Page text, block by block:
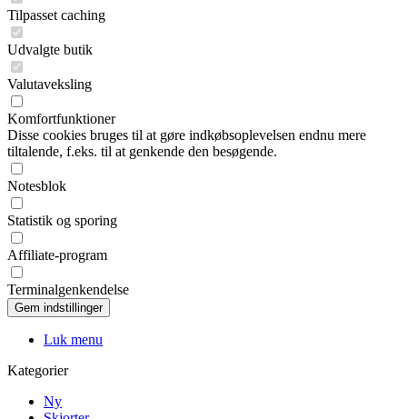
Tilpasset caching
Udvalgte butik
Valutaveksling
Komfortfunktioner
Disse cookies bruges til at gøre indkøbsoplevelsen endnu mere
tiltalende, f.eks. til at genkende den besøgende.
Notesblok
Statistik og sporing
Affiliate-program
Terminalgenkendelse
Luk menu
Kategorier
Ny